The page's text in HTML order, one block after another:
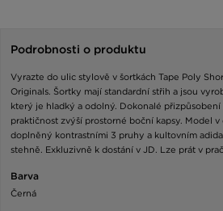
Podrobnosti o produktu
Vyrazte do ulic stylově v šortkách Tape Poly
Originals. Šortky mají standardní střih a jsou
který je hladký a odolný. Dokonalé přizpůsobení
praktičnost zvýší prostorné boční kapsy. Model
doplněný kontrastními 3 pruhy a kultovním
stehně. Exkluzivně k dostání v JD. Lze prát v
Barva
Černá